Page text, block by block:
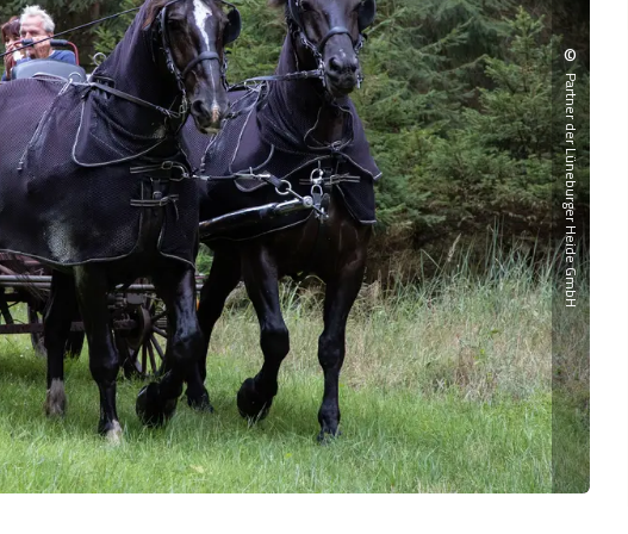
©
Partner der Lüneburger Heide GmbH